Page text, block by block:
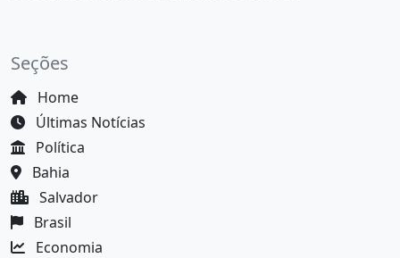
Seções
Home
Últimas Notícias
Política
Bahia
Salvador
Brasil
Economia